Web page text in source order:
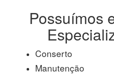
Possuímos
Conserto
Manutenção